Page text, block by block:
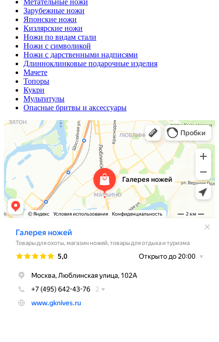
Метательные ножи
Зарубежные ножи
Японские ножи
Кизлярские ножи
Ножи по видам стали
Ножи с символикой
Ножи с дарственными надписями
Длинноклинковые подарочные изделия
Мачете
Топоры
Кукри
Мультитулы
Опасные бритвы и аксессуары